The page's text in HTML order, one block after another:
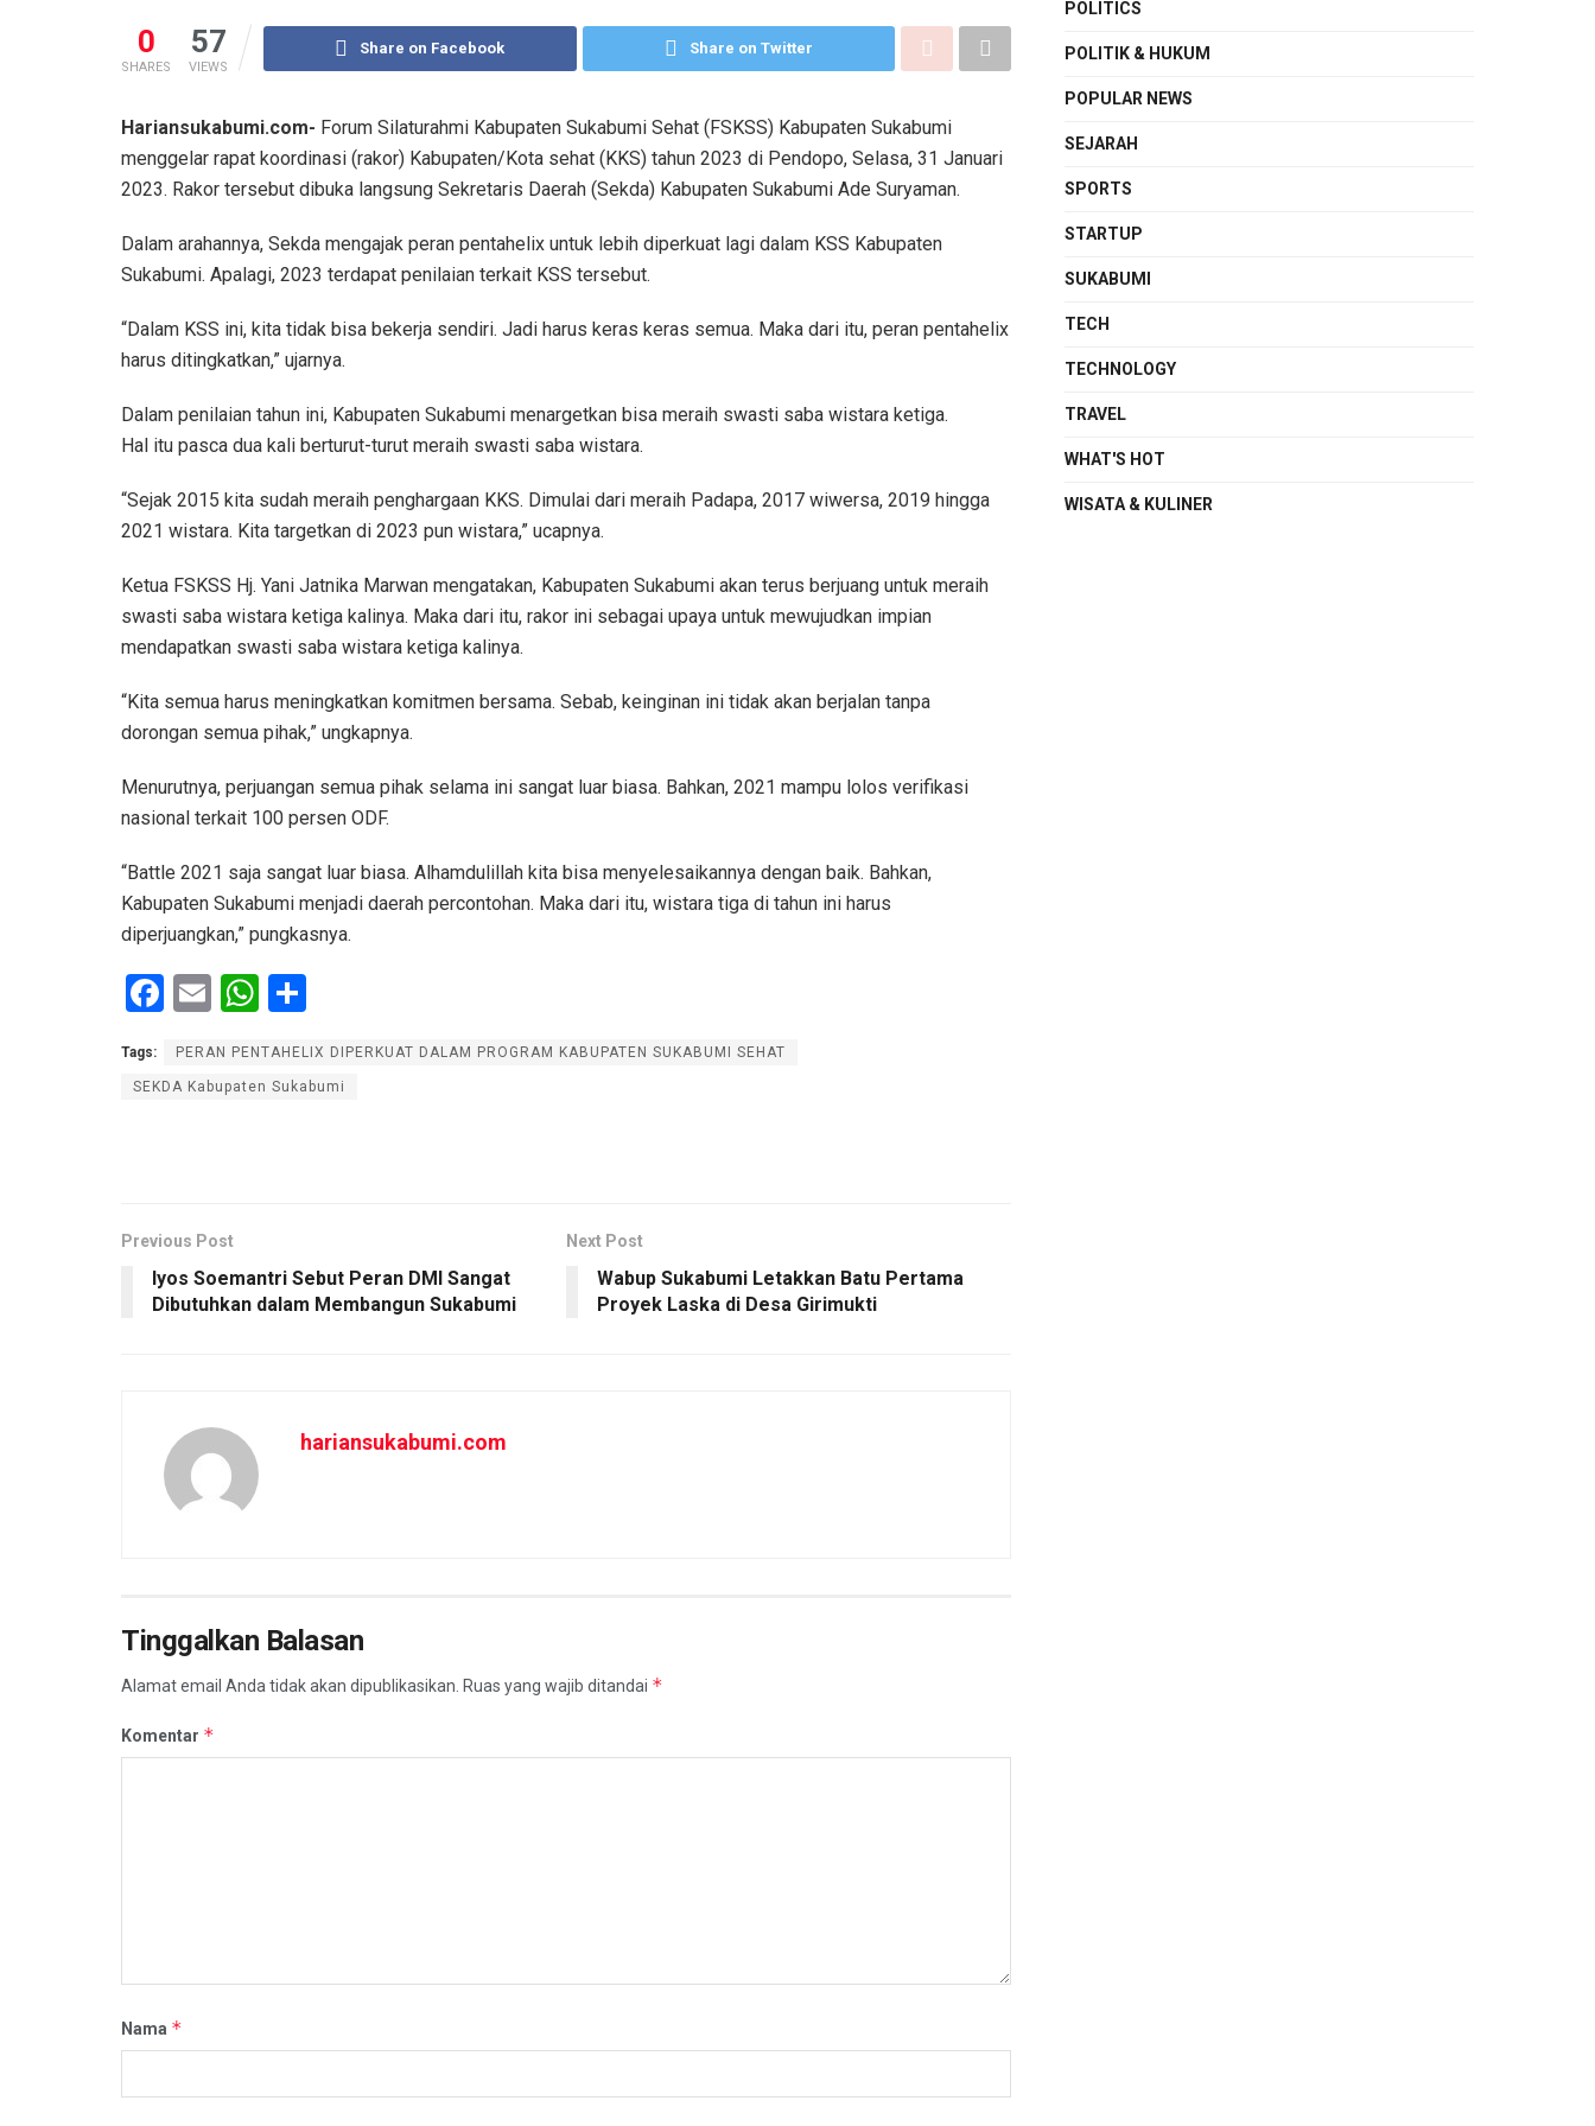
0
SHARES
57
VIEWS
Share on Facebook Share on Twitter
Hariansukabumi.com- Forum Silaturahmi Kabupaten Sukabumi Sehat (FSKSS) Kabupaten Sukabumi
menggelar rapat koordinasi (rakor) Kabupaten/Kota sehat (KKS) tahun 2023 di Pendopo, Selasa, 31 Januari
2023. Rakor tersebut dibuka langsung Sekretaris Daerah (Sekda) Kabupaten Sukabumi Ade Suryaman.
Dalam arahannya, Sekda mengajak peran pentahelix untuk lebih diperkuat lagi dalam KSS Kabupaten
Sukabumi. Apalagi, 2023 terdapat penilaian terkait KSS tersebut.
“Dalam KSS ini, kita tidak bisa bekerja sendiri. Jadi harus keras keras semua. Maka dari itu, peran pentahelix
harus ditingkatkan,” ujarnya.
Dalam penilaian tahun ini, Kabupaten Sukabumi menargetkan bisa meraih swasti saba wistara ketiga.
Hal itu pasca dua kali berturut-turut meraih swasti saba wistara.
“Sejak 2015 kita sudah meraih penghargaan KKS. Dimulai dari meraih Padapa, 2017 wiwersa, 2019 hingga
2021 wistara. Kita targetkan di 2023 pun wistara,” ucapnya.
Ketua FSKSS Hj. Yani Jatnika Marwan mengatakan, Kabupaten Sukabumi akan terus berjuang untuk meraih
swasti saba wistara ketiga kalinya. Maka dari itu, rakor ini sebagai upaya untuk mewujudkan impian
mendapatkan swasti saba wistara ketiga kalinya.
“Kita semua harus meningkatkan komitmen bersama. Sebab, keinginan ini tidak akan berjalan tanpa
dorongan semua pihak,” ungkapnya.
Menurutnya, perjuangan semua pihak selama ini sangat luar biasa. Bahkan, 2021 mampu lolos verifikasi
nasional terkait 100 persen ODF.
“Battle 2021 saja sangat luar biasa. Alhamdulillah kita bisa menyelesaikannya dengan baik. Bahkan,
Kabupaten Sukabumi menjadi daerah percontohan. Maka dari itu, wistara tiga di tahun ini harus
diperjuangkan,” pungkasnya.
F
ce
b
E
ail
W
at
s
ar
e
Tags: PERAN PENTAHELIX DIPERKUAT DALAM PROGRAM KABUPATEN SUKABUMI SEHAT
SEKDA Kabupaten Sukabumi
Previous Post
Iyos Soemantri Sebut Peran DMI Sangat
Dibutuhkan dalam Membangun Sukabumi
Next Post
Wabup Sukabumi Letakkan Batu Pertama
Proyek Laska di Desa Girimukti
hariansukabumi.com
Tinggalkan Balasan
Alamat email Anda tidak akan dipublikasikan. Ruas yang wajib ditandai *
Komentar *
Nama *
POLITICS
POLITIK & HUKUM
POPULAR NEWS
SEJARAH
SPORTS
STARTUP
SUKABUMI
TECH
TECHNOLOGY
TRAVEL
WHAT'S HOT
WISATA & KULINER